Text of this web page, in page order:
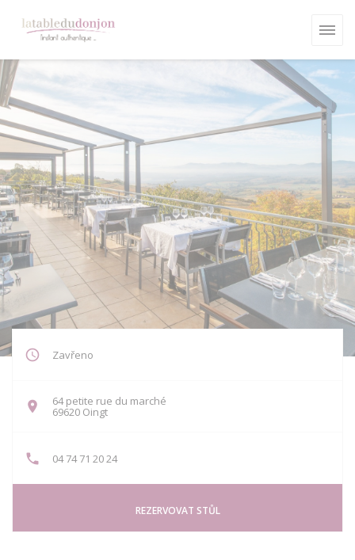
Zavřeno
64 petite rue du marché
69620 Oingt((otevře se v novém okně))
04 74 71 20 24
REZERVOVAT STŮL